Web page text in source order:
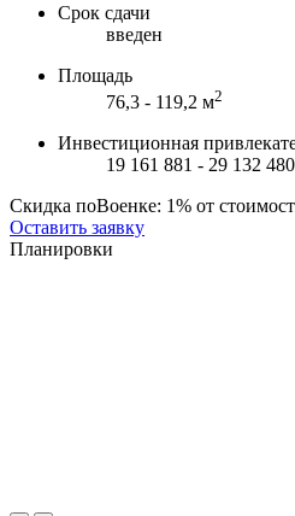
Срок сдачи
введен
Площадь
76,3 - 119,2 м2
Инвестиционная
19 161 881 - 29 132 480
Скидка поВоенке: 1% от
Оставить заявку
Планировки